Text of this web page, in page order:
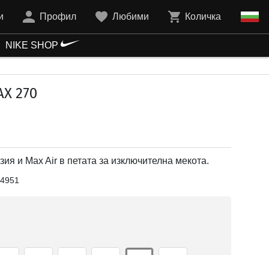
Профил Любими Количка
NIKE SHOP
270
и Max Air в петата за изключителна мекота.